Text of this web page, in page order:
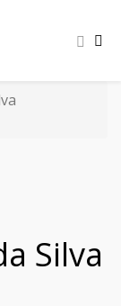
Silva